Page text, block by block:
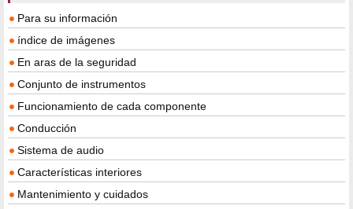
Para su información
índice de imágenes
En aras de la seguridad
Conjunto de instrumentos
Funcionamiento de cada componente
Conducción
Sistema de audio
Características interiores
Mantenimiento y cuidados